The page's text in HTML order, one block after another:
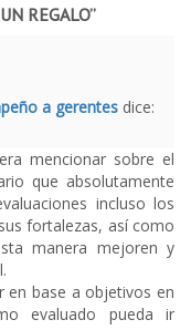
REGALO”
a gerentes dice:
mencionar sobre el
que absolutamente
incluso los
fortalezas, así como
manera mejoren y
en base a objetivos en
evaluado pueda ir